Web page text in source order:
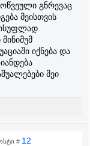
გნრევაც
მეისთვის
იქნება და
მეი
# 12